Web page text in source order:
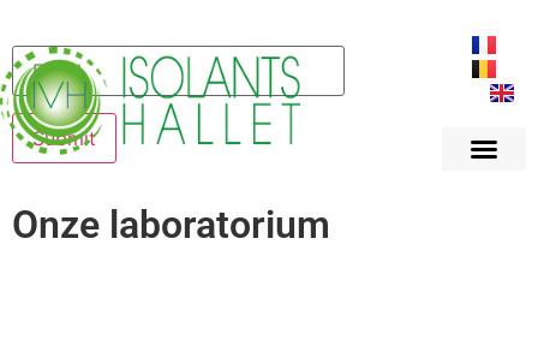
Onze laboratorium